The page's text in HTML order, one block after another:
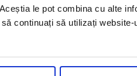
le pot combina cu alte
continuați să utilizați